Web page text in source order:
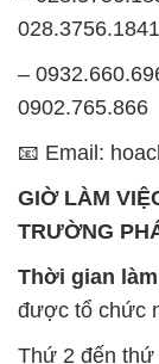
–
0902.765.866
📧 Email:
GIỜ LÀM
TRƯỜNG
Thời gian
được tổ chức
Thứ 2 đến thứ